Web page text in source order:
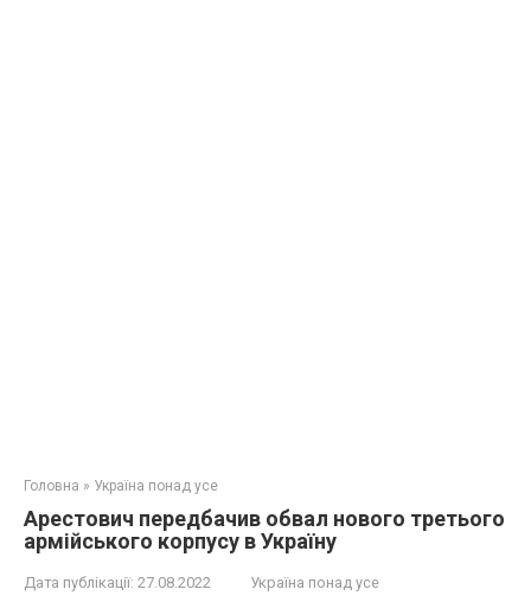
Головна » Україна понад усе
Арестович передбачив обвал нового третього
армійського корпусу в Україну
Дата публікації: 27.08.2022 Україна понад усе